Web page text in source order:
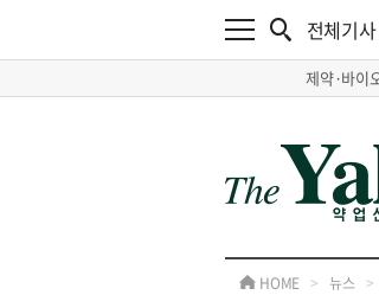
전체기사
제약·바이
HOME > 뉴스 >